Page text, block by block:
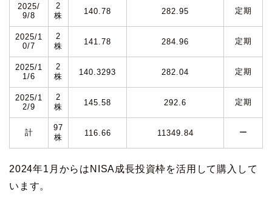
2025/
9/8
2
株
140.78 282.95 定期
2025/1
0/7
2
株
141.78 284.96 定期
2025/1
1/6
2
株
140.3293 282.04 定期
2025/1
2/9
2
株
145.58 292.6 定期
計
97
株
116.66 11349.84 ー
2024年1月からはNISA成長投資枠を活用して購入して
います。